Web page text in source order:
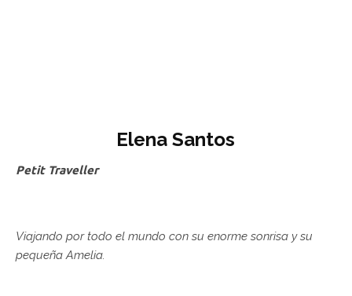
Elena Santos
Petit Traveller
Viajando por todo el mundo con su enorme sonrisa y su
pequeña Amelia.